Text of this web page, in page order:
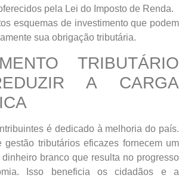
pela Lei do Imposto de Renda.
esquemas de investimento que podem
sua obrigação tributária.
TRIBUTÁRIO
A CARGA
é dedicado à melhoria do país.
gestão tributários eficazes fornecem um
branco que resulta no progresso
Isso beneficia os cidadãos e a